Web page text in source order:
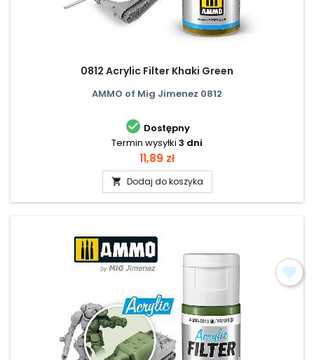
0812 Acrylic Filter Khaki Green
AMMO of Mig Jimenez 0812
 Dostępny
Termin wysyłki 3 dni
Cena
11,89 zł
 Dodaj do koszyka